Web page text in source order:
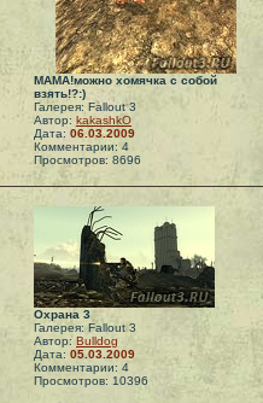
МАМА!можно хомячка с собой
взять!?:)
Галерея: Fallout 3
Автор: kakashkO
Дата: 06.03.2009
Комментарии: 4
Просмотров: 8696
Охрана 3
Галерея: Fallout 3
Автор: Bulldog
Дата: 05.03.2009
Комментарии: 4
Просмотров: 10396